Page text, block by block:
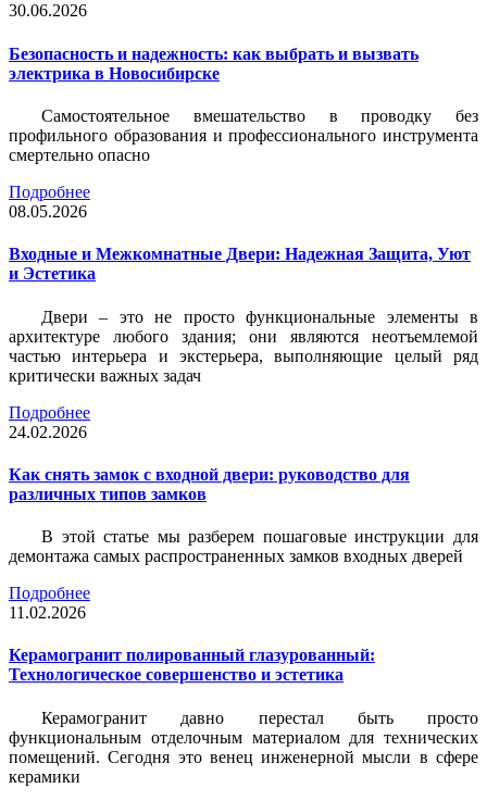
30.06.2026
Безопасность и надежность: как выбрать и вызвать
электрика в Новосибирске
Самостоятельное вмешательство в проводку без
профильного образования и профессионального инструмента
смертельно опасно
Подробнее
08.05.2026
Входные и Межкомнатные Двери: Надежная Защита, Уют
и Эстетика
Двери – это не просто функциональные элементы в
архитектуре любого здания; они являются неотъемлемой
частью интерьера и экстерьера, выполняющие целый ряд
критически важных задач
Подробнее
24.02.2026
Как снять замок с входной двери: руководство для
различных типов замков
В этой статье мы разберем пошаговые инструкции для
демонтажа самых распространенных замков входных дверей
Подробнее
11.02.2026
Керамогранит полированный глазурованный:
Технологическое совершенство и эстетика
Керамогранит давно перестал быть просто
функциональным отделочным материалом для технических
помещений. Сегодня это венец инженерной мысли в сфере
керамики